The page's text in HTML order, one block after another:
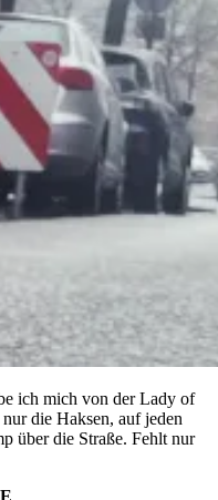
ich mich von der Lady of
die Haksen, auf jeden
über die Straße. Fehlt nur